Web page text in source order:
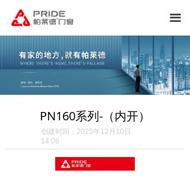
끀
PN160系列-（内开）
创建时间： 2025年12月10日
14:06